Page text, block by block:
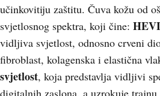
učinkovitiju zaštitu. Čuva kožu od
svjetlosnog spektra, koji čine:
vidljiva svjetlost, odnosno crveni
fibroblast, kolagenska i elastična
svjetlost, koja predstavlja vidljivi
digitalnih zaslona, a uzrokuje